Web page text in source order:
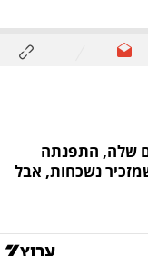
שלה, התפנתה
נשכחות, אבל